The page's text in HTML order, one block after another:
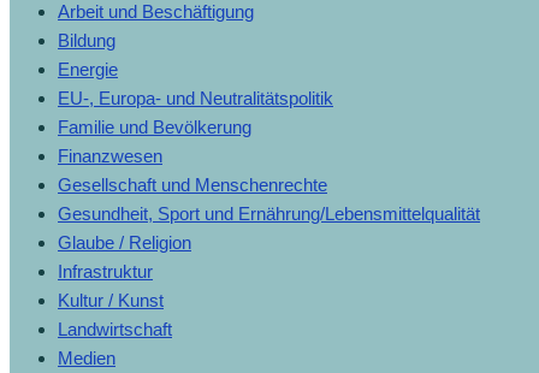
Arbeit und Beschäftigung
Bildung
Energie
EU-, Europa- und Neutralitätspolitik
Familie und Bevölkerung
Finanzwesen
Gesellschaft und Menschenrechte
Gesundheit, Sport und Ernährung/Lebensmittelqualität
Glaube / Religion
Infrastruktur
Kultur / Kunst
Landwirtschaft
Medien